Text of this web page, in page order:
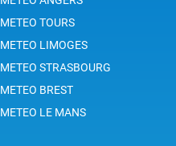
METEO TOURS
METEO LIMOGES
METEO STRASBOURG
METEO BREST
METEO LE MANS